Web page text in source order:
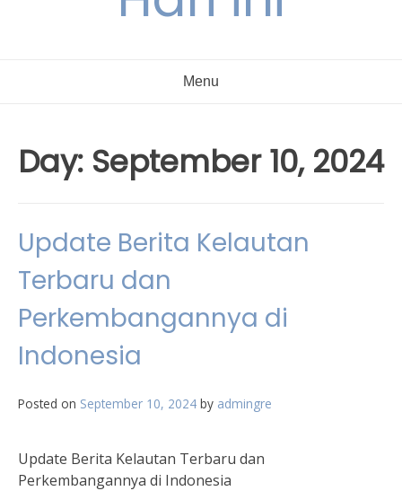
Menu
Day: September 10, 2024
Update Berita Kelautan
Terbaru dan
Perkembangannya di
Indonesia
Posted on September 10, 2024 by admingre
Update Berita Kelautan Terbaru dan
Perkembangannya di Indonesia